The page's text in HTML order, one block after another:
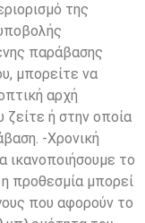
της
παράβασης
μπορείτε να
αρχή
ή στην οποία
-Χρονική
ικανοποιήσουμε το
προθεσμία μπορεί
που αφορούν το